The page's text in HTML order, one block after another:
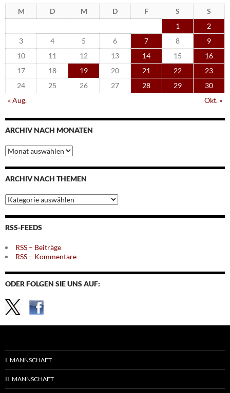
M D M D F S
S
1
2
3
4 5 6 7 8
9
10
11 12 13 14 15
16
17
18 19 20 21 22
23
24
25 26 27 28 29
30
« Aug.
Okt. »
ARCHIV NACH MONATEN
Archiv
nach
Monaten
ARCHIV NACH THEMEN
Archiv
nach
Themen
RSS-FEEDS
RSS – Beiträge
RSS – Kommentare
ODER FOLGEN SIE UNS AUF:
I. MANNSCHAFT
II. MANNSCHAFT